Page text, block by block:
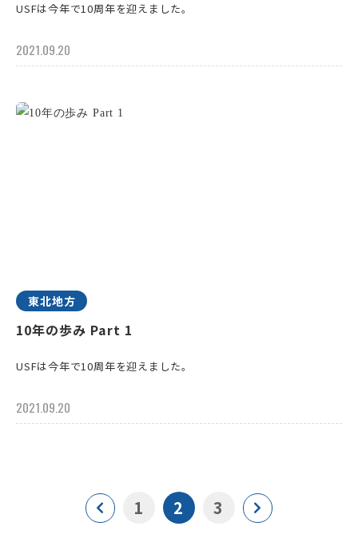
USFは今年で10周年を迎えました。
2021.09.20
東北地方
10年の歩み Part 1
USFは今年で10周年を迎えました。
2021.09.20
1 2 3